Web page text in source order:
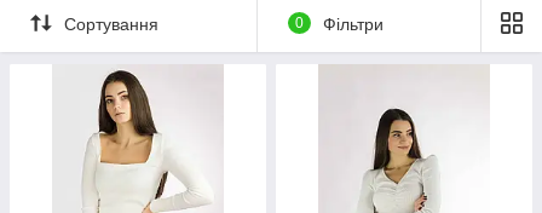
Сортування 0 Фільтри